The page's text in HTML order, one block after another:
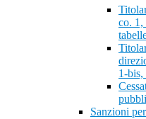
co. 1,
1-
Sanzioni